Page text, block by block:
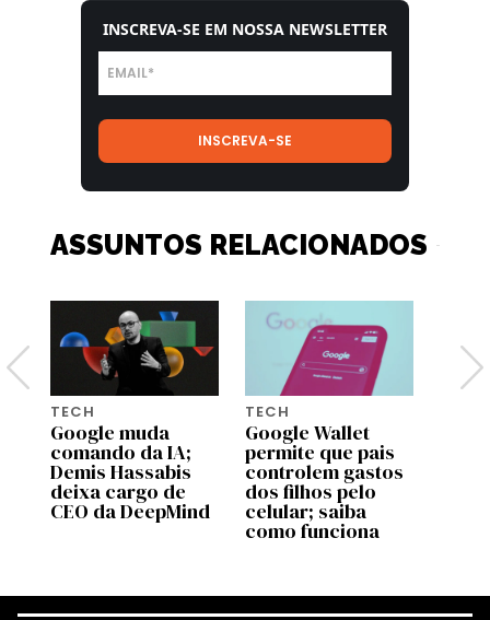
INSCREVA-SE EM NOSSA NEWSLETTER
ASSUNTOS RELACIONADOS
TECH
Google muda
comando da IA;
Demis Hassabis
deixa cargo de
CEO da DeepMind
TECH
Google Wallet
permite que pais
controlem gastos
dos filhos pelo
celular; saiba
como funciona